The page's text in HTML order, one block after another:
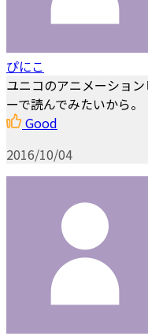
ぴにこ
ユニコのアニメーショ
ーで読んでみたいから。
Good
2016/10/04